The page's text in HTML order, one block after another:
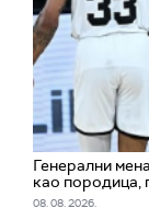
Генерални
као породица,
08. 08. 2026.